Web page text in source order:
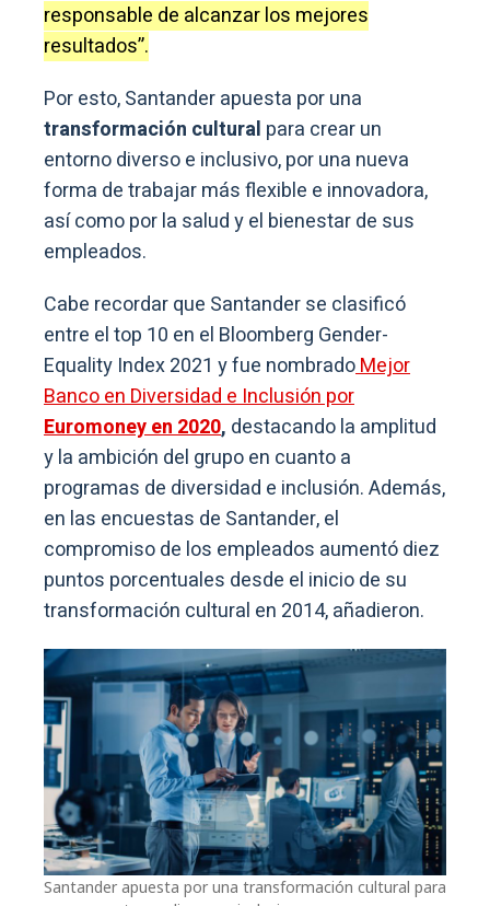
responsable de alcanzar los mejores
resultados”.
Por esto, Santander apuesta por una
transformación cultural para crear un
entorno diverso e inclusivo, por una nueva
forma de trabajar más flexible e innovadora,
así como por la salud y el bienestar de sus
empleados.
Cabe recordar que Santander se clasificó
entre el top 10 en el Bloomberg Gender-
Equality Index 2021 y fue nombradoMejor
Banco en Diversidad e Inclusión por
Euromoney en 2020, destacando la amplitud
y la ambición del grupo en cuanto a
programas de diversidad e inclusión. Además,
en las encuestas de Santander, el
compromiso de los empleados aumentó diez
puntos porcentuales desde el inicio de su
transformación cultural en 2014, añadieron.
Santander apuesta por una transformación cultural para